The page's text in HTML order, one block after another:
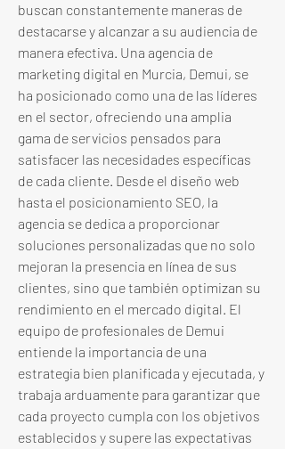
buscan constantemente maneras de
destacarse y alcanzar a su audiencia de
manera efectiva. Una agencia de
marketing digital en Murcia, Demui, se
ha posicionado como una de las líderes
en el sector, ofreciendo una amplia
gama de servicios pensados para
satisfacer las necesidades específicas
de cada cliente. Desde el diseño web
hasta el posicionamiento SEO, la
agencia se dedica a proporcionar
soluciones personalizadas que no solo
mejoran la presencia en línea de sus
clientes, sino que también optimizan su
rendimiento en el mercado digital. El
equipo de profesionales de Demui
entiende la importancia de una
estrategia bien planificada y ejecutada, y
trabaja arduamente para garantizar que
cada proyecto cumpla con los objetivos
establecidos y supere las expectativas